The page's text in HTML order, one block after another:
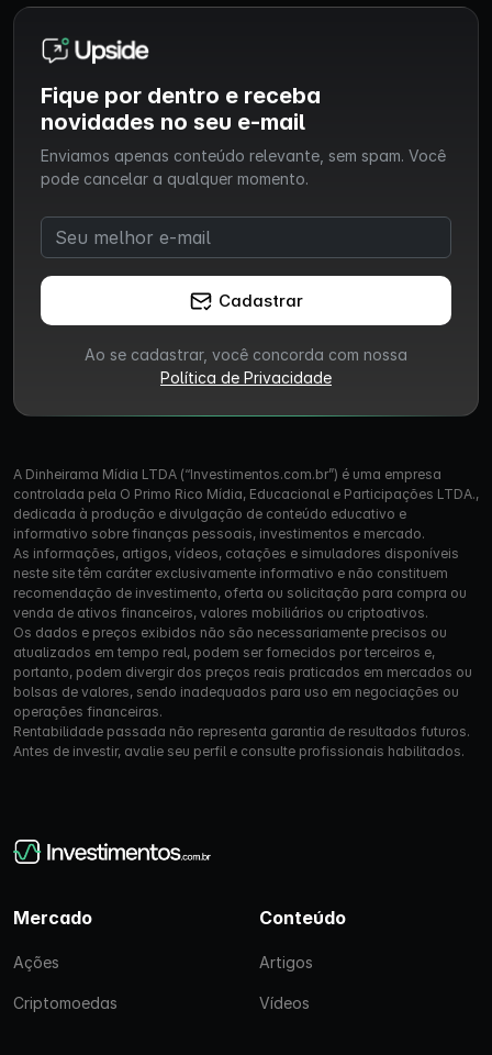
Fique por dentro e receba
novidades no seu e-mail
Enviamos apenas conteúdo relevante, sem spam. Você
pode cancelar a qualquer momento.
Cadastrar
Ao se cadastrar, você concorda com nossa
Política de Privacidade
A Dinheirama Mídia LTDA (“Investimentos.com.br”) é uma empresa
controlada pela O Primo Rico Mídia, Educacional e Participações LTDA.,
dedicada à produção e divulgação de conteúdo educativo e
informativo sobre finanças pessoais, investimentos e mercado.
As informações, artigos, vídeos, cotações e simuladores disponíveis
neste site têm caráter exclusivamente informativo e não constituem
recomendação de investimento, oferta ou solicitação para compra ou
venda de ativos financeiros, valores mobiliários ou criptoativos.
Os dados e preços exibidos não são necessariamente precisos ou
atualizados em tempo real, podem ser fornecidos por terceiros e,
portanto, podem divergir dos preços reais praticados em mercados ou
bolsas de valores, sendo inadequados para uso em negociações ou
operações financeiras.
Rentabilidade passada não representa garantia de resultados futuros.
Antes de investir, avalie seu perfil e consulte profissionais habilitados.
Mercado
Ações
Criptomoedas
Conteúdo
Artigos
Vídeos